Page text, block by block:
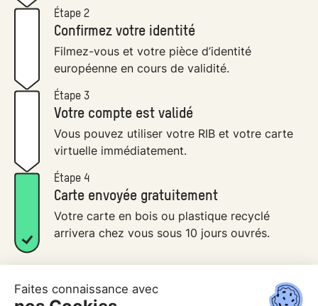
Étape 2
Confirmez votre identité
Filmez-vous et votre pièce d’identité
européenne en cours de validité.
Étape 3
Votre compte est validé
Vous pouvez utiliser votre RIB et votre carte
virtuelle immédiatement.
Étape 4
Carte envoyée gratuitement
Votre carte en bois ou plastique recyclé
arrivera chez vous sous 10 jours ouvrés.